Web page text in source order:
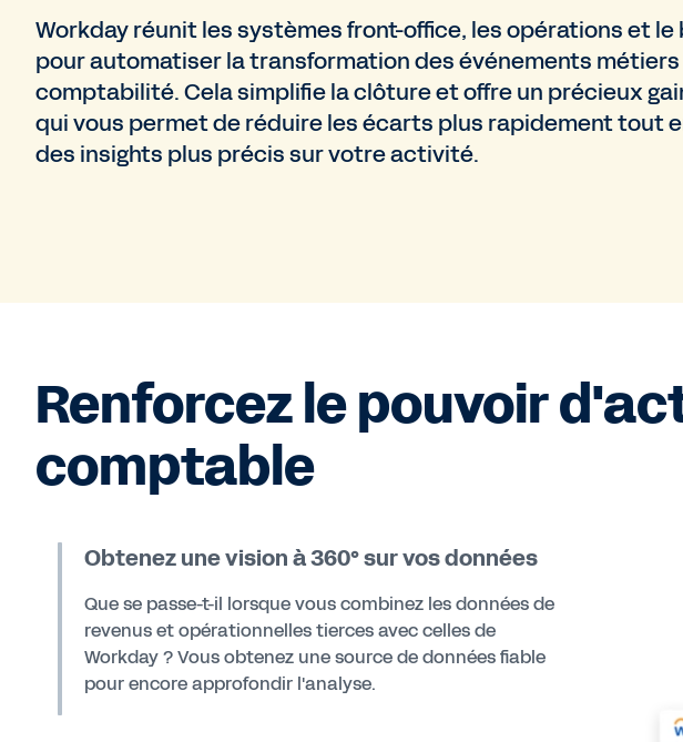
Workday réunit les systèmes front-office, les opérations et le
pour automatiser la transformation des événements métiers
comptabilité. Cela simplifie la clôture et offre un précieux
qui vous permet de réduire les écarts plus rapidement tout
des insights plus précis sur votre activité.
Renforcez le pouvoir
comptable
Obtenez une vision à 360° sur vos données
Que se passe-t-il lorsque vous combinez les données de
revenus et opérationnelles tierces avec celles de
Workday ? Vous obtenez une source de données fiable
pour encore approfondir l'analyse.